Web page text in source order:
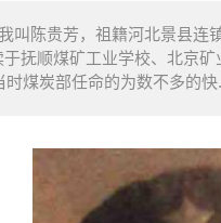
陈贵芳，祖籍河北景县连
抚顺煤矿工业学校、北京
煤炭部任命的为数不多的快